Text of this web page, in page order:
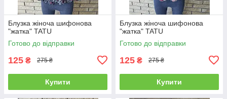
Блузка жіноча шифонова
"жатка" TATU
Готово до відправки
125 ₴ 275 ₴
Купити
Блузка жіноча шифонова
"жатка" TATU
Готово до відправки
125 ₴ 275 ₴
Купити